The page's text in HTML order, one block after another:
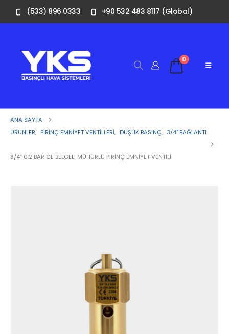
(533) 896 0333 +90 532 483 8117 (Global)
0
ANA SAYFA
ÜRÜNLER, PIRINÇ EMNIYET VENTILLERI, DÜŞÜK BASINÇ, 3/4" BAĞLANTI
3/4″ 0.2 BAR CE BELGELI MÜHÜRLÜ PIRINÇ EMNIYET VENTILI